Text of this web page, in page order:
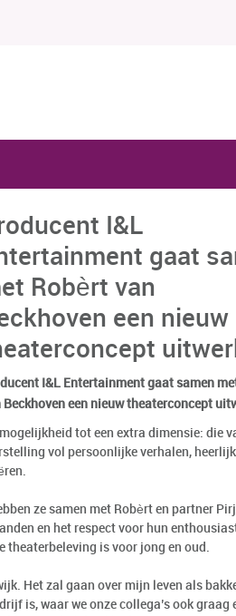
I&L
gaat
Robèrt van
een nieuw
I&L Entertainment gaat samen
Beckhoven een nieuw theaterconcept
tot een extra dimensie: die
vol persoonlijke verhalen,
ze samen met Robèrt en partner
en het respect voor hun
theaterbeleving is voor jong en oud.
Het zal gaan over mijn leven als
is, waar we onze collega’s ook graag